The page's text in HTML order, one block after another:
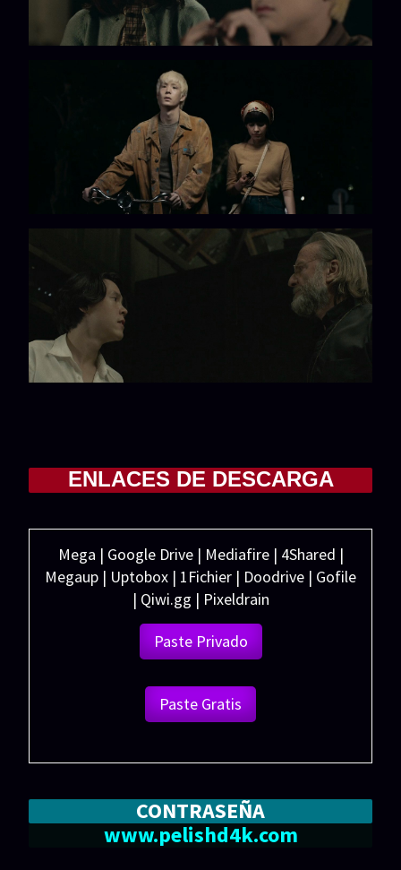
ENLACES DE DESCARGA
Mega | Google Drive | Mediafire | 4Shared |
Megaup | Uptobox | 1Fichier | Doodrive | Gofile
| Qiwi.gg | Pixeldrain
Paste Privado
Paste Gratis
CONTRASEÑA
www.pelishd4k.com